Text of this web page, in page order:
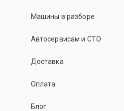
Машины в разборе
Автосервисам и СТО
Доставка
Оплата
Блог